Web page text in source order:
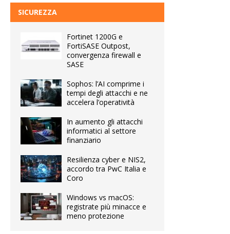
SICUREZZA
Fortinet 1200G e
FortiSASE Outpost,
convergenza firewall e
SASE
Sophos: l’AI comprime i
tempi degli attacchi e ne
accelera l’operatività
In aumento gli attacchi
informatici al settore
finanziario
Resilienza cyber e NIS2,
accordo tra PwC Italia e
Coro
Windows vs macOS:
registrate più minacce e
meno protezione